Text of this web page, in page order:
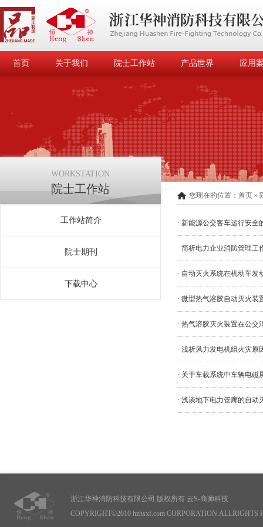
首页 关于我们 院士工作站 产品世界 应用
WORKSTATION
院士工作站
工作站简介
院士期刊
下载中心
您现在的位置： 首页 »
· 新能源公交客车运行安全
· 简析电力企业消防管理工
· 自动灭火系统在机动车发
· 微型热气溶胶自动灭火装
· 热气溶胶灭火装置在公交
· 浅析风力发电机组火灾原
· 关于车载系统中车辆电磁
· 浅谈地下电力管廊的自动
浙江华神消防科技有限公司 版权所有 云S-商帅科技
COPYRIGHT©2010 hzhsxf.com CORPORATION.ALLRIGHTS